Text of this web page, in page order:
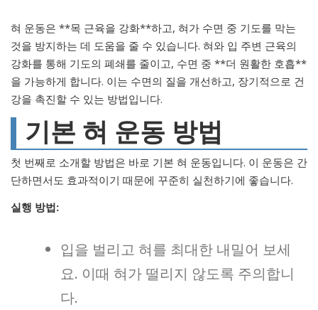
혀 운동은 **목 근육을 강화**하고, 혀가 수면 중 기도를 막는
것을 방지하는 데 도움을 줄 수 있습니다. 혀와 입 주변 근육의
강화를 통해 기도의 폐쇄를 줄이고, 수면 중 **더 원활한 호흡**
을 가능하게 합니다. 이는 수면의 질을 개선하고, 장기적으로 건
강을 촉진할 수 있는 방법입니다.
기본 혀 운동 방법
첫 번째로 소개할 방법은 바로 기본 혀 운동입니다. 이 운동은 간
단하면서도 효과적이기 때문에 꾸준히 실천하기에 좋습니다.
실행 방법:
입을 벌리고 혀를 최대한 내밀어 보세
요. 이때 혀가 떨리지 않도록 주의합니
다.